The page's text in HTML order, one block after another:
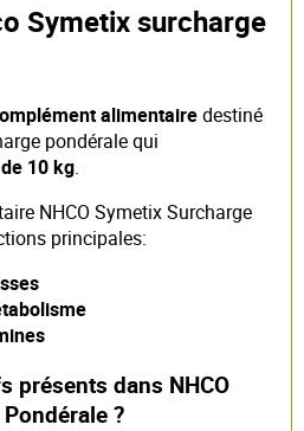
Symetix surcharge
alimentairedestiné
pondéralequi
10 kg.
NHCO Symetix Surcharge
principales:
présents dans NHCO
?